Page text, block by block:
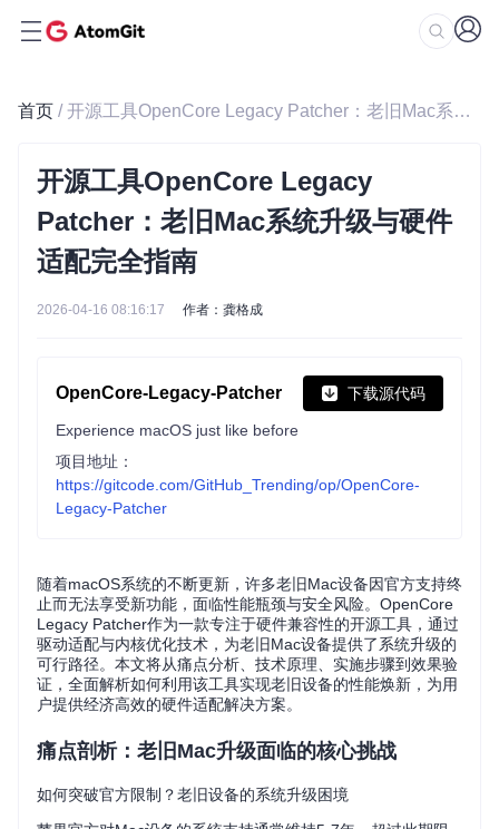
首页 / 开源工具OpenCore Legacy Patcher：老旧Mac系统升级与硬件适配完全指南
开源工具OpenCore Legacy
Patcher：老旧Mac系统升级与硬件
适配完全指南
2026-04-16 08:16:17 作者：龚格成
OpenCore-Legacy-Patcher 下载源代码
Experience macOS just like before
项目地址：
https://gitcode.com/GitHub_Trending/op/OpenCore-
Legacy-Patcher
随着macOS系统的不断更新，许多老旧Mac设备因官方支持终
止而无法享受新功能，面临性能瓶颈与安全风险。OpenCore
Legacy Patcher作为一款专注于硬件兼容性的开源工具，通过
驱动适配与内核优化技术，为老旧Mac设备提供了系统升级的
可行路径。本文将从痛点分析、技术原理、实施步骤到效果验
证，全面解析如何利用该工具实现老旧设备的性能焕新，为用
户提供经济高效的硬件适配解决方案。
痛点剖析：老旧Mac升级面临的核心挑战
如何突破官方限制？老旧设备的系统升级困境